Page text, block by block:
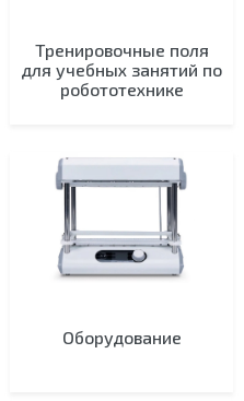
Тренировочные поля
для учебных занятий по
робототехнике
Оборудование